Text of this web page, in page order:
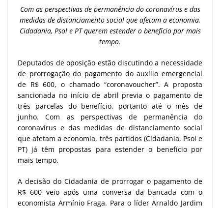
Com as perspectivas de permanência do coronavírus e das
medidas de distanciamento social que afetam a economia,
Cidadania, Psol e PT querem estender o benefício por mais
tempo.
Deputados de oposição estão discutindo a necessidade
de prorrogação do pagamento do auxílio emergencial
de R$ 600, o chamado “coronavoucher”. A proposta
sancionada no início de abril previa o pagamento de
três parcelas do benefício, portanto até o mês de
junho. Com as perspectivas de permanência do
coronavírus e das medidas de distanciamento social
que afetam a economia, três partidos (Cidadania, Psol e
PT) já têm propostas para estender o benefício por
mais tempo.
A decisão do Cidadania de prorrogar o pagamento de
R$ 600 veio após uma conversa da bancada com o
economista Armínio Fraga. Para o líder Arnaldo Jardim